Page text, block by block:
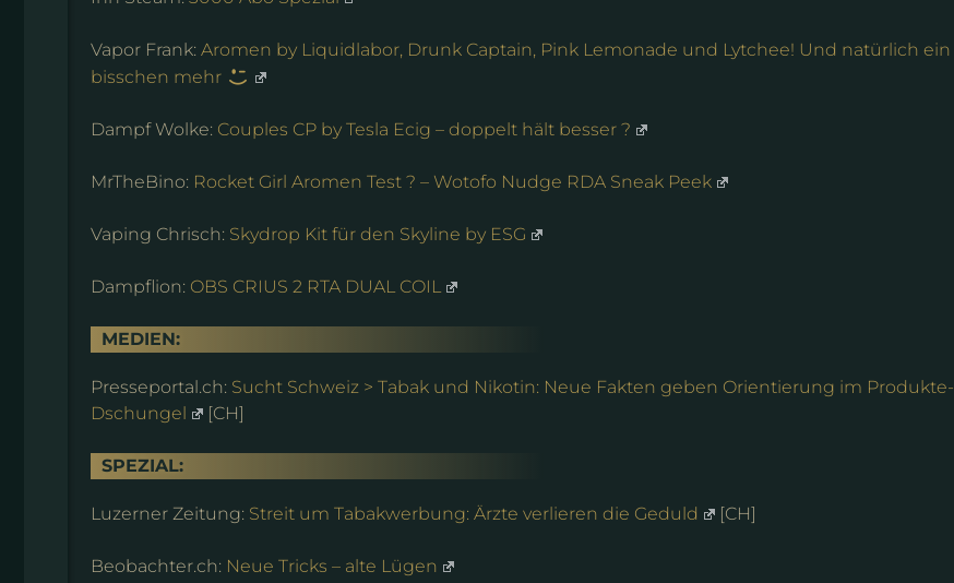
Vapor Frank: Aromen by Liquidlabor, Drunk Captain, Pink Lemonade und Lytchee! Und natürlich ein
bisschen mehr
Dampf Wolke: Couples CP by Tesla Ecig – doppelt hält besser ?
MrTheBino: Rocket Girl Aromen Test ? – Wotofo Nudge RDA Sneak Peek
Vaping Chrisch: Skydrop Kit für den Skyline by ESG
Dampflion: OBS CRIUS 2 RTA DUAL COIL
MEDIEN:
Presseportal.ch: Sucht Schweiz > Tabak und Nikotin: Neue Fakten geben Orientierung im Produkte-
Dschungel
[CH]
SPEZIAL:
Luzerner Zeitung: Streit um Tabakwerbung: Ärzte verlieren die Geduld [CH]
Beobachter.ch: Neue Tricks – alte Lügen